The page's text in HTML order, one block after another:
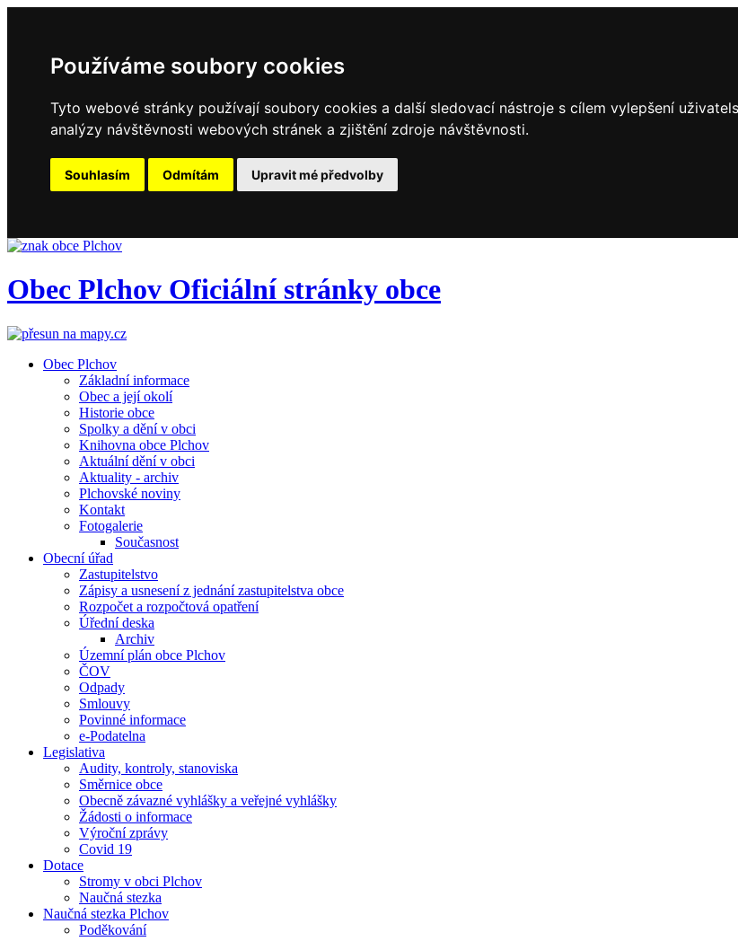
Používáme soubory cookies
Tyto webové stránky používají soubory cookies a další sledovací nástroje s cílem vylepšení
analýzy návštěvnosti webových stránek a zjištění zdroje návštěvnosti.
Souhlasím Odmítám Upravit mé předvolby
Obec Plchov Oficiální stránky obce
Obec Plchov
Základní informace
Obec a její okolí
Historie obce
Spolky a dění v obci
Knihovna obce Plchov
Aktuální dění v obci
Aktuality - archiv
Plchovské noviny
Kontakt
Fotogalerie
Současnost
Obecní úřad
Zastupitelstvo
Zápisy a usnesení z jednání zastupitelstva obce
Rozpočet a rozpočtová opatření
Úřední deska
Archiv
Územní plán obce Plchov
ČOV
Odpady
Smlouvy
Povinné informace
e-Podatelna
Legislativa
Audity, kontroly, stanoviska
Směrnice obce
Obecně závazné vyhlášky a veřejné vyhlášky
Žádosti o informace
Výroční zprávy
Covid 19
Dotace
Stromy v obci Plchov
Naučná stezka
Naučná stezka Plchov
Poděkování